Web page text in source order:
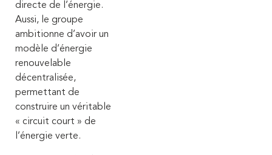
directe de l’énergie.
Aussi, le groupe
ambitionne d’avoir un
modèle d’énergie
renouvelable
décentralisée,
permettant de
construire un véritable
« circuit court » de
l’énergie verte.